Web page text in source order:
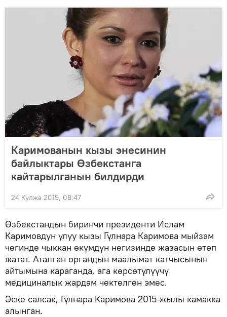
Каримованын кызы энесинин
байлыктары Өзбекстанга
кайтарылганын билдирди
24 Кулжа 2019, 08:47
Өзбекстандын биринчи президенти Ислам
Каримовдун улуу кызы Гүлнара Каримова мыйзам
чегинде чыккан өкүмдүн негизинде жазасын өтөп
жатат. Аталган органдын маалымат катчысынын
айтымына караганда, ага көрсөтүлүүчү
медициналык жардам чектелген эмес.
Эске салсак, Гүлнара Каримова 2015-жылы камакка
алынган.